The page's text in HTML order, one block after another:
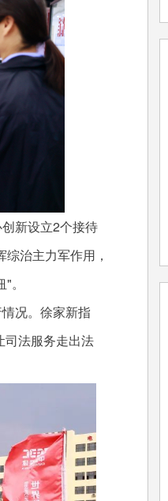
新设立2个接待
治主力军作用，
。
况。徐家新指
司法服务走出法